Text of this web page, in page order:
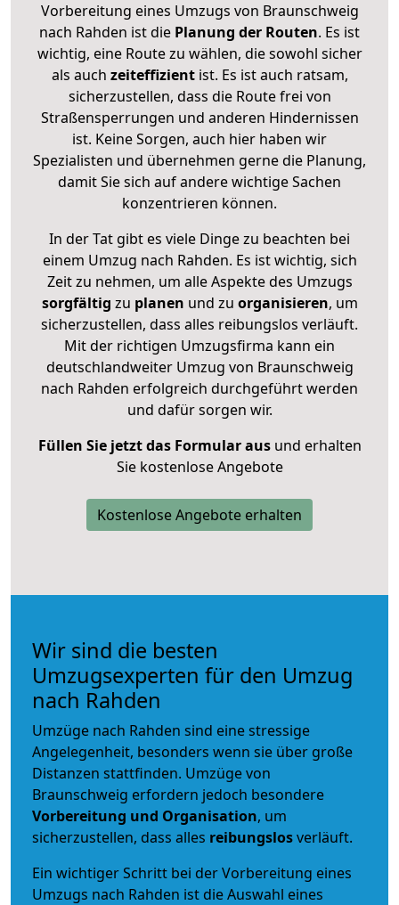
Vorbereitung eines Umzugs von Braunschweig
nach Rahden ist die Planung der Routen. Es ist
wichtig, eine Route zu wählen, die sowohl sicher
als auch zeiteffizientist. Es ist auch ratsam,
sicherzustellen, dass die Route frei von
Straßensperrungen und anderen Hindernissen
ist. Keine Sorgen, auch hier haben wir
Spezialisten und übernehmen gerne die Planung,
damit Sie sich auf andere wichtige Sachen
konzentrieren können.
In der Tat gibt es viele Dinge zu beachten bei
einem Umzug nach Rahden. Es ist wichtig, sich
Zeit zu nehmen, um alle Aspekte des Umzugs
sorgfältig zu planen und zu organisieren, um
sicherzustellen, dass alles reibungslos verläuft.
Mit der richtigen Umzugsfirma kann ein
deutschlandweiter Umzug von Braunschweig
nach Rahden erfolgreich durchgeführt werden
und dafür sorgen wir.
Füllen Sie jetzt das Formular ausund erhalten
Sie kostenlose Angebote
Kostenlose Angebote erhalten
Wir sind die besten
Umzugsexperten für den Umzug
nach Rahden
Umzüge nach Rahden sind eine stressige
Angelegenheit, besonders wenn sie über große
Distanzen stattfinden. Umzüge von
Braunschweig erfordern jedoch besondere
Vorbereitung und Organisation, um
sicherzustellen, dass alles reibungslosverläuft.
Ein wichtiger Schritt bei der Vorbereitung eines
Umzugs nach Rahden ist die Auswahl eines